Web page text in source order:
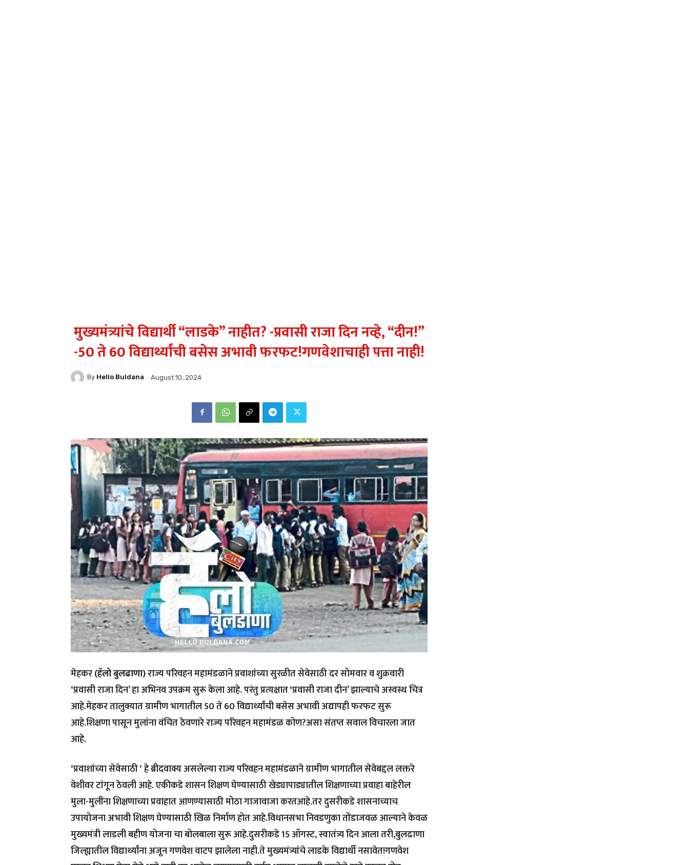
मुख्यमंत्र्यांचे विद्यार्थी “लाडके” नाहीत? -प्रवासी राजा दिन नव्हे, “दीन!”
-50 ते 60 विद्यार्थ्यांची बसेस अभावी फरफट!गणवेशाचाही पत्ता नाही!
By Hello Buldana August 10, 2024
मेहकर(हॅलो बुलढाणा)राज्य परिवहन महामंडळाने प्रवाशांच्या सुरळीत सेवेसाठी दर सोमवार व शुक्रवारी
‘प्रवासी राजा दिन’ हा अभिनव उपक्रम सुरू केला आहे. परंतु प्रत्यक्षात ‘प्रवासी राजा दीन’ झाल्याचे अस्वस्थ चित्र
आहे.मेहकर तालुक्यात ग्रामीण भागातील 50 ते 60 विद्यार्थ्यांची बसेस अभावी अद्यापही फरफट सुरू
आहे.शिक्षणा पासून मुलांना वंचित ठेवणारे राज्य परिवहन महामंडळ कोण?असा संतप्त सवाल विचारला जात
आहे.
‘प्रवाशांच्या सेवेसाठी ‘ हे ब्रीदवाक्य असलेल्या राज्य परिवहन महामंडळाने ग्रामीण भागातील सेवेबद्दल लक्तरे
वेशीवर टांगून ठेवली आहे. एकीकडे शासन शिक्षण घेण्यासाठी खेड्यापाड्यातील शिक्षणाच्या प्रवाहा बाहेरील
मुला-मुलींना शिक्षणाच्या प्रवाहात आणण्यासाठी मोठा गाजावाजा करतआहे.तर दुसरीकडे शासनाच्याच
उपायोजना अभावी शिक्षण घेण्यासाठी खिळ निर्माण होत आहे.विधानसभा निवडणुका तोंडाजवळ आल्याने केवळ
मुख्यमंत्री लाडली बहीण योजना चा बोलबाला सुरू आहे.दुसरीकडे 15 ऑगस्ट, स्वातंत्र्य दिन आला तरी,बुलढाणा
जिल्ह्यातील विद्यार्थ्यांना अजून गणवेश वाटप झालेला नाही.ते मुख्यमंत्र्यांचे लाडके विद्यार्थी नसावेत!गणवेश